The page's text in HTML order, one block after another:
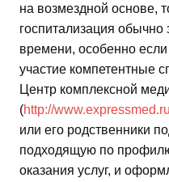
на возмездной основе,
госпитализация
времени, особенно
участие компетентные
Центр комплексной
(http://
или его родственники
подходящую по
оказания услуг, и